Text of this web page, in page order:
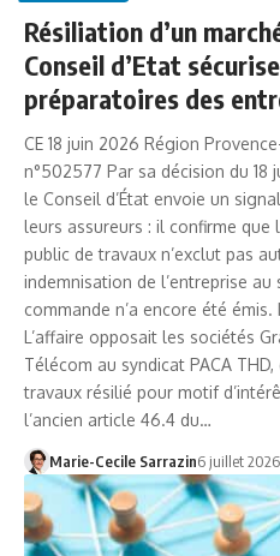
Résiliation d’un
Conseil d’Etat
préparatoires des
CE 18 juin 2026 Région
n°502577 Par sa décision du 18
le Conseil d’État envoie un
leurs assureurs : il confirme que
public de travaux n’exclut pas
indemnisation de l’entreprise au
commande n’a encore été
L’affaire opposait les sociétés
Télécom au syndicat PACA
travaux résilié pour motif
l’ancien article 46.4 du…
Marie-Cecile Sarrazin6 juillet 2026